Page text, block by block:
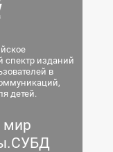
спектр изданий
в
детей.
мир